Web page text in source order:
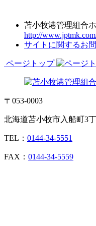
苫小牧港管理組合
http://
サイトに関するお
ページトップ
〒053-0003
北海道苫小牧市入船町3
TEL： 0144-34-5551
FAX： 0144-34-5559